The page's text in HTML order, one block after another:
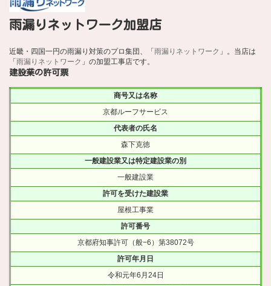
雨漏りネットワーク加盟店
近畿・四国一円の雨漏り対策のプロ集団、「雨漏りネットワーク 」。当店は
「雨漏りネットワーク 」の加盟工事店です。
建設業の許可票
商号又は名称
京都ルーフサービス
代表者の氏名
森下克徳
一般建設業又は特定建設業の別
一般建設業
許可を受けた建設業
屋根工事業
許可番号
京都府知事許可（般−6）第38072号
許可年月日
令和元年6月24日